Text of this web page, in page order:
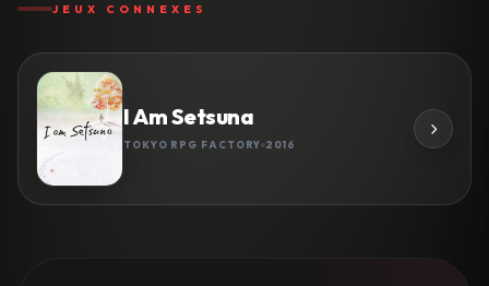
JEUX CONNEXES
I Am Setsuna
TOKYO RPG FACTORY 2016